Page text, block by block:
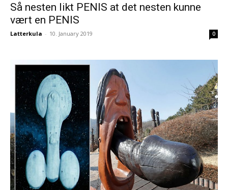
Så nesten likt PENIS at det nesten kunne
vært en PENIS
Latterkula - 10. January 2019 0